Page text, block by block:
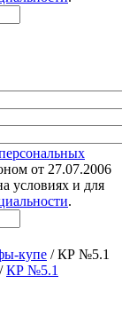
от 27.07.2006
условиях и для
.
купе / КР №5.1
/КР №5.1